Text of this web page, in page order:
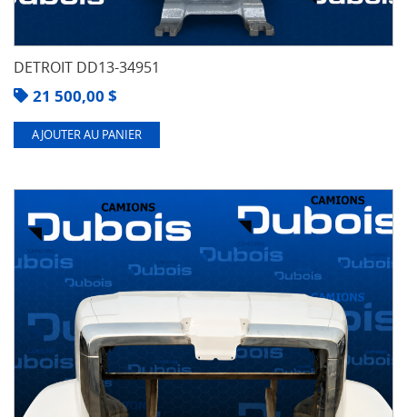
DETROIT DD13-34951
21 500,00 $
AJOUTER AU PANIER